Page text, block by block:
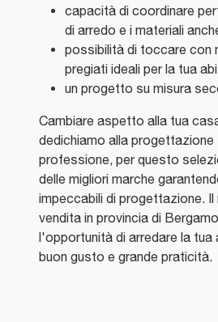
capacità di coordinare
di arredo e i materiali
possibilità di toccare con
pregiati ideali per la tua
un progetto su misura
Cambiare aspetto alla tua
dedichiamo alla
professione, per questo
delle migliori marche
impeccabili di progettazione.
vendita in provincia di
l'opportunità di arredare la
buon gusto e grande praticità.